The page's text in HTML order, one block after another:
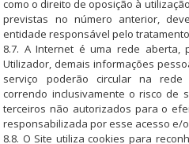
como o direito de oposição à
previstas no número anterior,
entidade responsável pelo
8.7. A Internet é uma rede
Utilizador, demais informações
serviço poderão circular na rede
correndo inclusivamente o risco de
terceiros não autorizados para o
responsabilizada por esse acesso e/
8.8. O Site utiliza cookies para